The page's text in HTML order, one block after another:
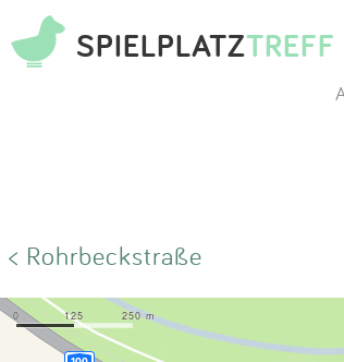
SPIELPLATZTREFF
< Rohrbeckstraße